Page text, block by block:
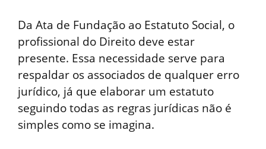
Da Ata de Fundação ao Estatuto Social, o
profissional do Direito deve estar
presente. Essa necessidade serve para
respaldar os associados de qualquer erro
jurídico, já que elaborar um estatuto
seguindo todas as regras jurídicas não é
simples como se imagina.